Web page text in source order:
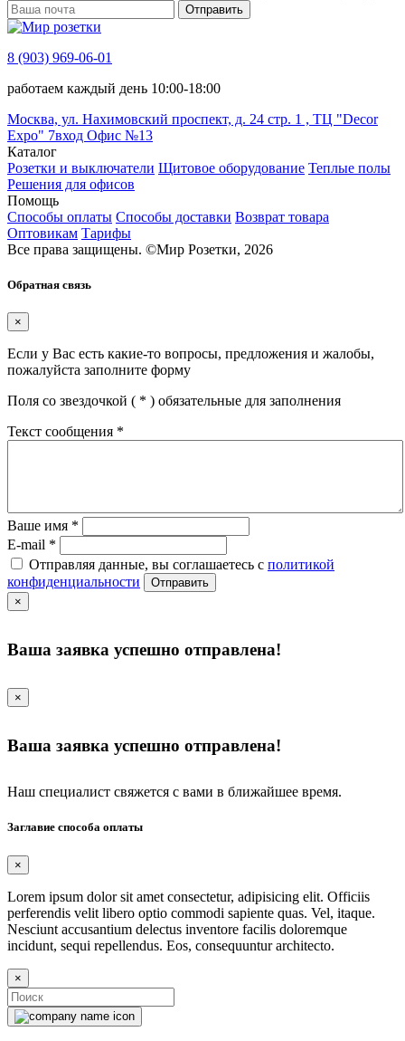
Отправить
8 (903) 969-06-01
работаем каждый день 10:00-18:00
Москва, ул. Нахимовский проспект, д. 24 стр. 1 , ТЦ "Decor
Expo" 7вход Офис №13
Каталог
Розетки и выключатели Щитовое оборудование Теплые полы
Решения для офисов
Помощь
Способы оплаты Способы доставки Возврат товара
Оптовикам Тарифы
Все права защищены. ©Мир Розетки, 2026
Обратная связь
×
Если у Вас есть какие-то вопросы, предложения и жалобы,
пожалуйста заполните форму
Поля со звездочкой ( * ) обязательные для заполнения
Текст сообщения *
Ваше имя *
E-mail *
Отправляя данные, вы соглашаетесь с политикой
конфиденциальности
Отправить
×
Ваша заявка успешно отправлена!
×
Ваша заявка успешно отправлена!
Наш специалист свяжется с вами в ближайшее время.
Заглавие способа оплаты
×
Lorem ipsum dolor sit amet consectetur, adipisicing elit. Officiis
perferendis velit libero optio commodi sapiente quas. Vel, itaque.
Nesciunt accusantium delectus inventore facilis doloremque
incidunt, sequi repellendus. Eos, consequuntur architecto.
×